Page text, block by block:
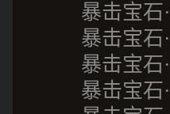
暴击宝石·
暴击宝石·
暴击宝石·
暴击宝石·